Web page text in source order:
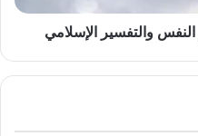
والتفسير الإسلامي